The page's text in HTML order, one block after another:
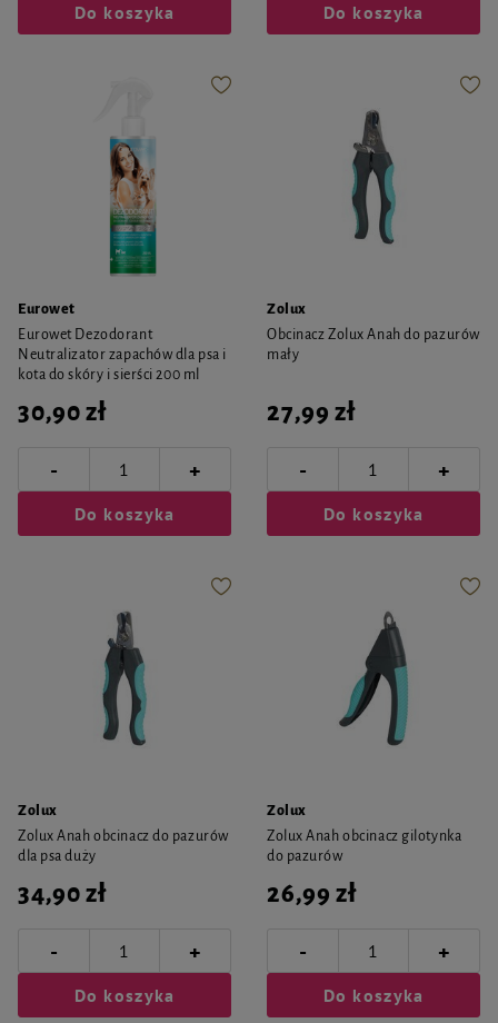
Do koszyka Do koszyka
Eurowet
Eurowet Dezodorant
Neutralizator zapachów dla psa i
kota do skóry i sierści 200 ml
30,90 zł
- +
Do koszyka
Zolux
Obcinacz Zolux Anah do pazurów
mały
27,99 zł
- +
Do koszyka
Zolux
Zolux Anah obcinacz do pazurów
dla psa duży
34,90 zł
- +
Do koszyka
Zolux
Zolux Anah obcinacz gilotynka
do pazurów
26,99 zł
- +
Do koszyka